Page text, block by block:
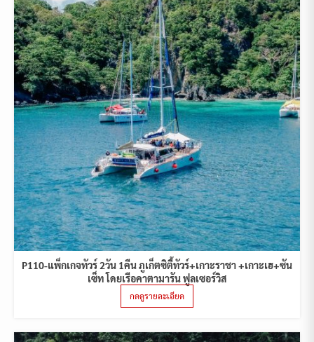
P110-แพ็กเกจทัวร์ 2วัน 1คืน ภูเก็ตซิตี้ทัวร์+เกาะราชา +เกาะเฮ+ซัน
เซ็ท โดยเรือคาตามารัน ฟูลเซอร์วิส
กดดูรายละเอียด